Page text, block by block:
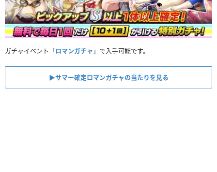
ガチャイベント「ロマンガチャ 」で入手可能です。
▶︎サマー確定ロマンガチャの当たりを見る